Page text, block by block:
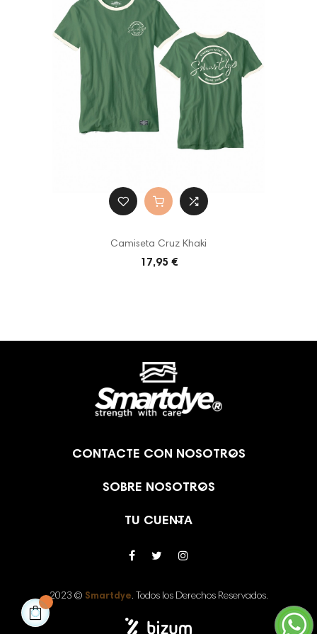
Camiseta Cruz Khaki
17,95 €
CONTACTE CON NOSOTROS

SOBRE NOSOTROS

TU CUENTA

2023 © Smartdye. Todos los Derechos Reservados.